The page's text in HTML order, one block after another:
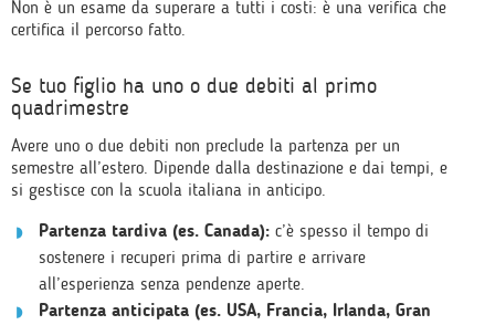
Non è un esame da superare a tutti i costi: è una verifica che
certifica il percorso fatto.
Se tuo figlio ha uno o due debiti al primo
quadrimestre
Avere uno o due debiti non preclude la partenza per un
semestre all’estero. Dipende dalla destinazione e dai tempi, e
si gestisce con la scuola italiana in anticipo.
Partenza tardiva (es. Canada): c’è spesso il tempo di
sostenere i recuperi prima di partire e arrivare
all’esperienza senza pendenze aperte.
Partenza anticipata (es. USA, Francia, Irlanda, Gran